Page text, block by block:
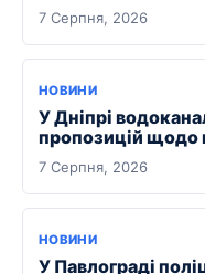
7 Серпня, 2026
НОВИНИ
У Дніпрі
пропозицій щодо
7 Серпня, 2026
НОВИНИ
У Павлограді